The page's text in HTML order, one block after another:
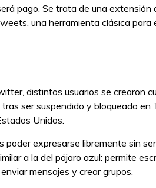
pago. Se trata de una extensión
una herramienta clásica para
distintos usuarios se crearon
ser suspendido y bloqueado
Unidos.
expresarse libremente sin
a la del pájaro azul: permite
mensajes y crear grupos.